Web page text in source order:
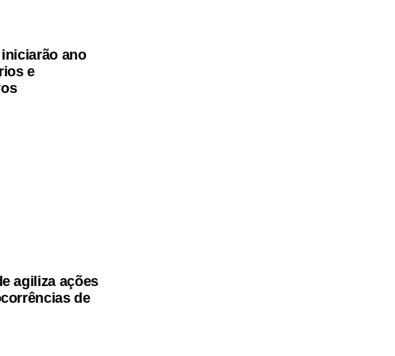
ano
e
agiliza ações
de